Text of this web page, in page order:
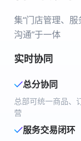
集“门店管理、
沟通”于一体
实时协同
总分协同
总部可统一商品、
营
服务交易闭环